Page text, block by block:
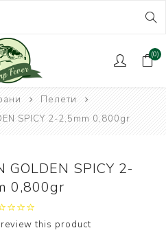
(0)
Пелети
SPICY 2-2,5mm 0,800gr
GOLDEN SPICY 2-
0,800gr
this product